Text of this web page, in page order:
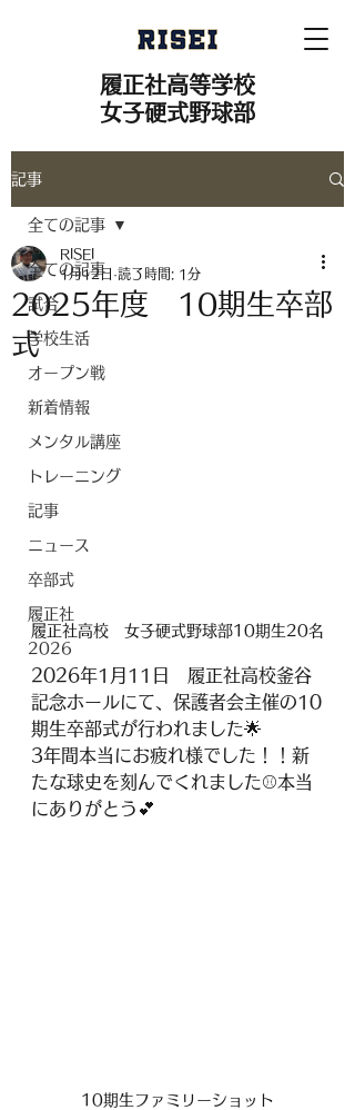
履正社高等学校
女子硬式野球部
記事
全ての記事
試合
学校生活
オープン戦
新着情報
メンタル講座
トレーニング
記事
ニュース
卒部式
履正社
2026
全ての記事
2025年度 10期生卒部
式
RISEI
1月12日 読了時間: 1分
履正社高校　女子硬式野球部10期生20名
2026年1月11日　履正社高校釜谷
記念ホールにて、保護者会主催の10
期生卒部式が行われました🌟
3年間本当にお疲れ様でした！！新
たな球史を刻んでくれました⚾本当
にありがとう💕
10期生ファミリーショット